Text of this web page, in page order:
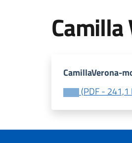
CamillaVerona-
(PDF- 241,1